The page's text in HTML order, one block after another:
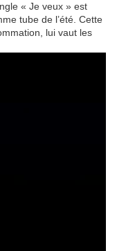
« Je veux » est
tube de l’été. Cette
lui vaut les